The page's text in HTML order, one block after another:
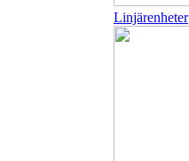
Linjärenheter